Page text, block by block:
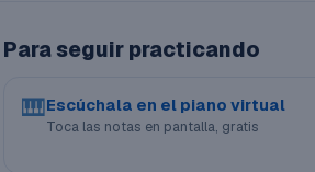
Para seguir practicando
🎹Escúchala en el piano virtual
Toca las notas en pantalla, gratis